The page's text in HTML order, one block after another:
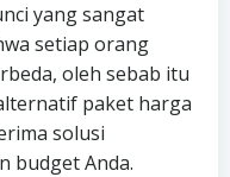
yang sangat
setiap orang
oleh sebab itu
paket harga
solusi
budget Anda.